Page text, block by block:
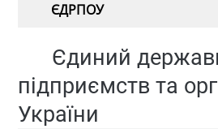
ЄДРПОУ
Єдиний
підприємств та
України